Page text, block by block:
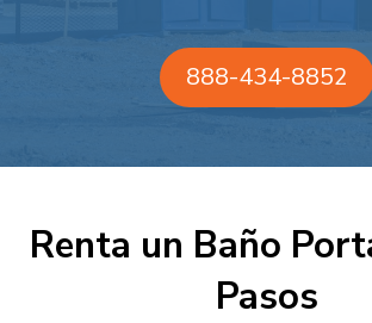
888-434-8852
Renta un Baño
Pasos